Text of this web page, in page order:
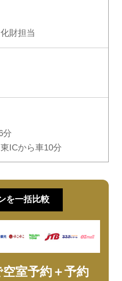
財担当
分
ICから車10分
を一括比較
室予約＋予約